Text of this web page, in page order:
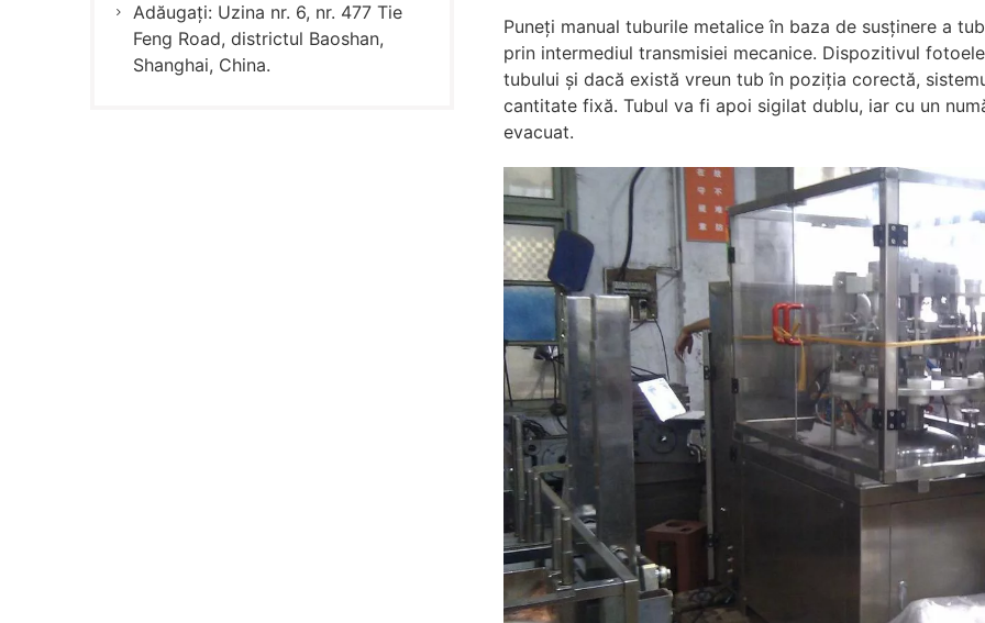
Puneți manual tuburile metalice în baza de susținere a
prin intermediul transmisiei mecanice. Dispozitivul
tubului și dacă există vreun tub în poziția corectă,
cantitate fixă. Tubul va fi apoi sigilat dublu, iar cu un
evacuat.
Adăugați: Uzina nr. 6, nr. 477 Tie
Feng Road, districtul Baoshan,
Shanghai, China.